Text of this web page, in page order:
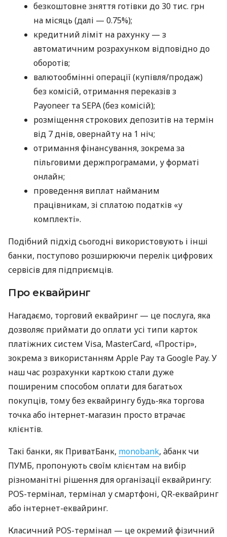
безкоштовне зняття готівки до 30 тис. грн
на місяць (далі — 0.75%);
кредитний ліміт на рахунку — з
автоматичним розрахунком відповідно до
оборотів;
валютообмінні операції (купівля/продаж)
без комісій, отримання переказів з
Payoneer та SEPA (без комісій);
розміщення строкових депозитів на термін
від 7 днів, овернайту на 1 ніч;
отримання фінансування, зокрема за
пільговими держпрограмами, у форматі
онлайн;
проведення виплат найманим
працівникам, зі сплатою податків «у
комплекті».
Подібний підхід сьогодні використовують і інші
банки, поступово розширюючи перелік цифрових
сервісів для підприємців.
Про еквайринг
Нагадаємо, торговий еквайринг — це послуга, яка
дозволяє приймати до оплати усі типи карток
платіжних систем Visa, MasterCard, «Простір»,
зокрема з використанням Apple Pay та Google Pay. У
наш час розрахунки карткою стали дуже
поширеним способом оплати для багатьох
покупців, тому без еквайрингу будь-яка торгова
точка або інтернет-магазин просто втрачає
клієнтів.
Такі банки, як ПриватБанк, monobank, àбанк чи
ПУМБ, пропонують своїм клієнтам на вибір
різноманітні рішення для організації еквайрингу:
POS-термінал, термінал у смартфоні, QR-еквайринг
або інтернет-еквайринг.
Класичний POS-термінал — це окремий фізичний